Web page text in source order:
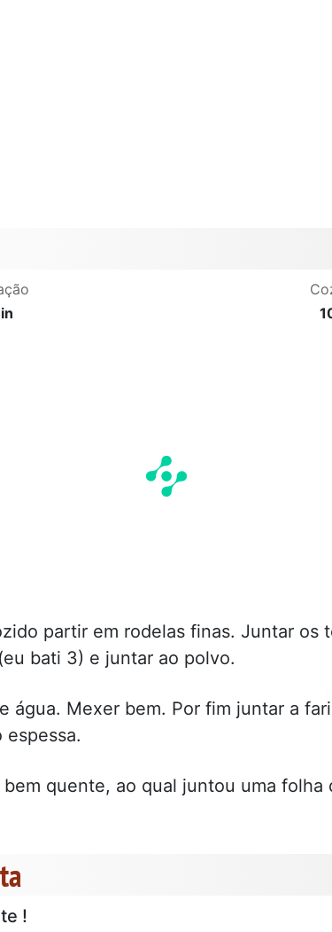
partir em rodelas finas. Juntar os
bati 3) e juntar ao polvo.
água. Mexer bem. Por fim juntar a
espessa.
quente, ao qual juntou uma folha
!